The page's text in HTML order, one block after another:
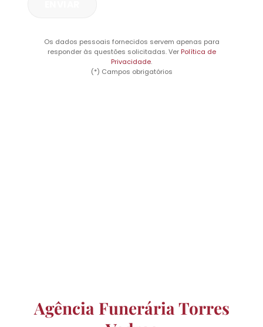
Os dados pessoais fornecidos servem apenas para
responder às questões solicitadas. Ver Política de
Privacidade.
(*) Campos obrigatórios
Agência Funerária Torres